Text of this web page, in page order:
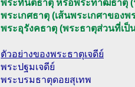
พระทันตธาตุ หรือพระทาฒธาตุ (
พระเกศธาตุ (เส้นพระเกศาของพ
พระอุรังคธาตุ (พระธาตุส่วนที่เ
ตัวอย่างของพระธาตุเจดีย์
พระปฐมเจดีย์
พระบรมธาตุดอยสุเทพ